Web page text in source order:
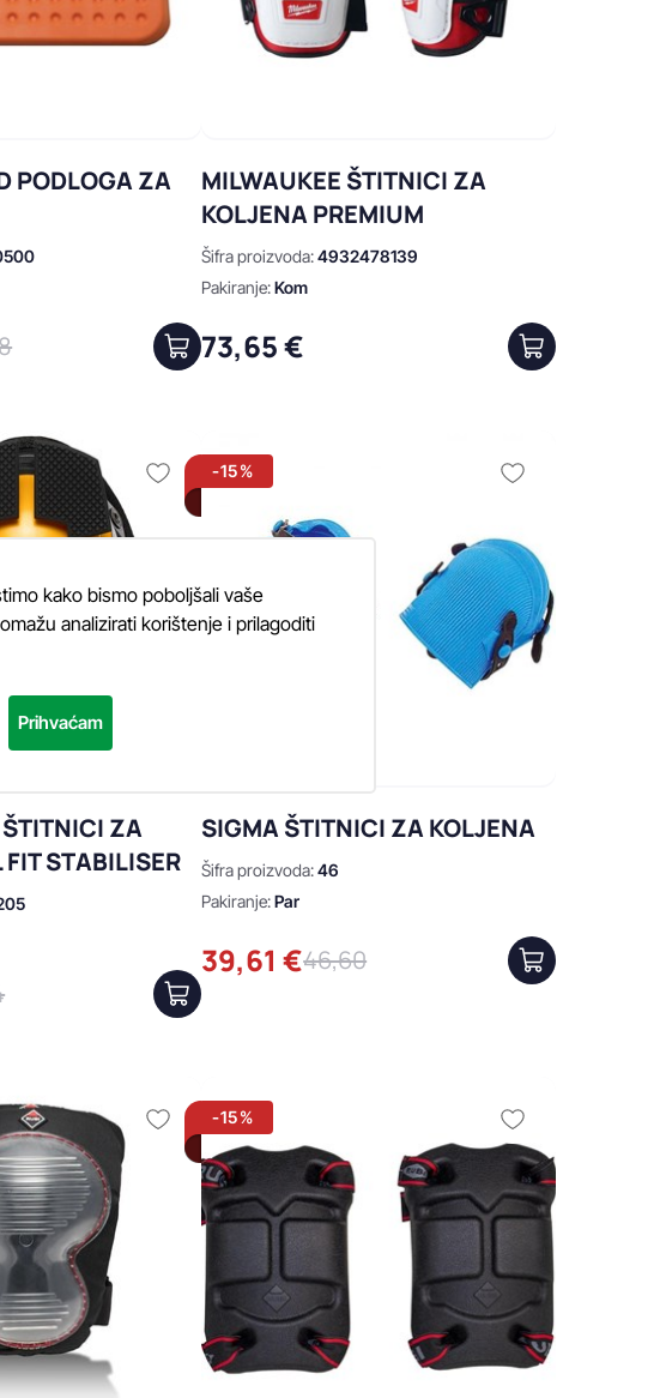
PODLOGA ZA
MILWAUKEE ŠTITNICI ZA
KOLJENA PREMIUM
Šifra proizvoda:4932478139
Pakiranje:Kom
73,65 €
ZA
FIT STABILISER
-15%
SIGMA ŠTITNICI ZA KOLJENA
Šifra proizvoda:46
Pakiranje:Par
39,61 €46,60
-15%
kako bismo poboljšali vaše
analizirati korištenje i prilagoditi
Prihvaćam